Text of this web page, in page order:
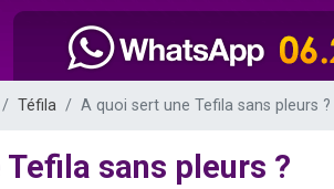
Nouvelle émission radio : Visions de
4 personnes viennent de nous rejoindre
Téfila A quoi sert une Tefila sans pleurs ?
sans pleurs ?